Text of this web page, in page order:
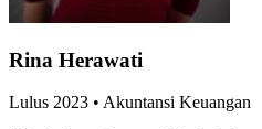
Rina Herawati
Lulus 2023 • Akuntansi Keuangan